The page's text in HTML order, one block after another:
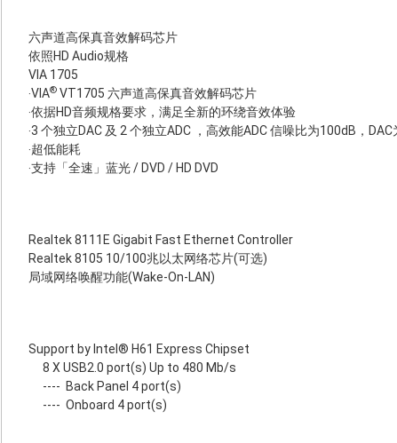
六声道高保真音效解码芯片
依照HD Audio规格
VIA 1705
‧VIA® VT1705 六声道高保真音效解码芯片
‧依据HD音频规格要求，满足全新的环绕音效体验
‧3 个独立DAC 及 2 个独立ADC ，高效能ADC 信噪比为100dB，
‧超低能耗
‧支持「全速」蓝光 / DVD / HD DVD
Realtek 8111E Gigabit Fast Ethernet Controller
Realtek 8105 10/100兆以太网络芯片(可选)
局域网络唤醒功能(Wake-On-LAN)
Support by Intel® H61 Express Chipset
8 X USB2.0 port(s) Up to 480 Mb/s
---- Back Panel 4 port(s)
---- Onboard 4 port(s)